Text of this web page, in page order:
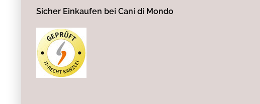
Sicher Einkaufen bei Cani di Mondo